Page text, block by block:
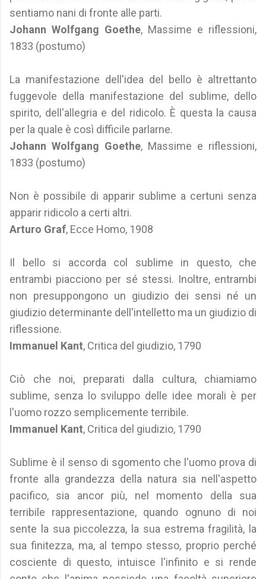
sentiamo nani di fronte alle parti.
Johann Wolfgang Goethe, Massime e riflessioni,
1833 (postumo)
La manifestazione dell'idea del bello è altrettanto
fuggevole della manifestazione del sublime, dello
spirito, dell'allegria e del ridicolo. È questa la causa
per la quale è così difficile parlarne.
Johann Wolfgang Goethe, Massime e riflessioni,
1833 (postumo)
Non è possibile di apparir sublime a certuni senza
apparir ridicolo a certi altri.
Arturo Graf, Ecce Homo, 1908
Il bello si accorda col sublime in questo, che
entrambi piacciono per sé stessi. Inoltre, entrambi
non presuppongono un giudizio dei sensi né un
giudizio determinante dell'intelletto ma un giudizio di
riflessione.
Immanuel Kant, Critica del giudizio, 1790
Ciò che noi, preparati dalla cultura, chiamiamo
sublime, senza lo sviluppo delle idee morali è per
l'uomo rozzo semplicemente terribile.
Immanuel Kant, Critica del giudizio, 1790
Sublime è il senso di sgomento che l'uomo prova di
fronte alla grandezza della natura sia nell'aspetto
pacifico, sia ancor più, nel momento della sua
terribile rappresentazione, quando ognuno di noi
sente la sua piccolezza, la sua estrema fragilità, la
sua finitezza, ma, al tempo stesso, proprio perché
cosciente di questo, intuisce l'infinito e si rende